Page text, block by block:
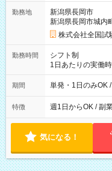
例】 ・河合塾模擬
×8時間＝日収
円の場合あり ・
円（役割手当＋100
間】試用期間なし
勤務地
新潟県長岡市
新潟県長岡市城内
株式会社全国試
勤務時間
シフト制
1日あたりの実働
間は 試験により
期間 単発・1日のみOK
特徴 週1日からOK / 副
気になる！